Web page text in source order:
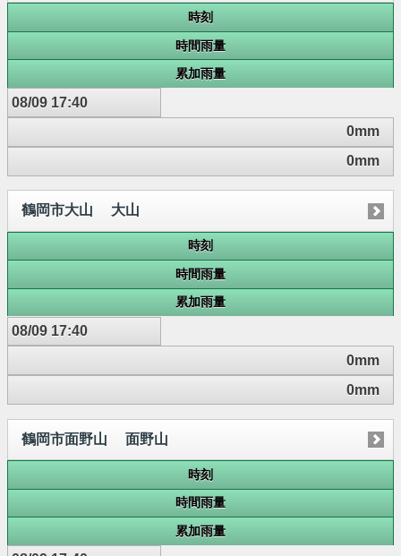
時刻
時間雨量
累加雨量
08/09 17:40
0mm
0mm
鶴岡市大山 大山
時刻
時間雨量
累加雨量
08/09 17:40
0mm
0mm
鶴岡市面野山 面野山
時刻
時間雨量
累加雨量